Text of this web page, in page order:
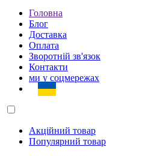
Головна
Блог
Доставка
Оплата
Зворотній зв'язок
Контакти
ми у соцмережах
Акційний товар
Популярний товар